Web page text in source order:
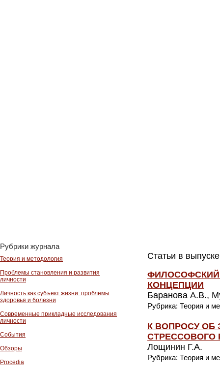
Рубрики журнала
Теория и методология
Проблемы становления и развития
личности
Личность как субъект жизни: проблемы
здоровья и болезни
Современные прикладные исследования
личности
События
Обзоры
Procedia
Статьи в
ФИЛОСОФСКИЙ
КОНЦЕПЦИИ
Баранова А.В.,
Рубрика: Теория и
К ВОПРОСУ ОБ
СТРЕССОВОГО
Лощинин Г.А.
Рубрика: Теория и